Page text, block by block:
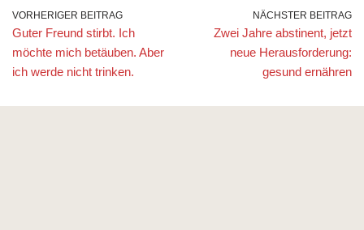
VORHERIGER BEITRAG
Guter Freund stirbt. Ich
möchte mich betäuben. Aber
ich werde nicht trinken.
NÄCHSTER BEITRAG
Zwei Jahre abstinent, jetzt
neue Herausforderung:
gesund ernähren